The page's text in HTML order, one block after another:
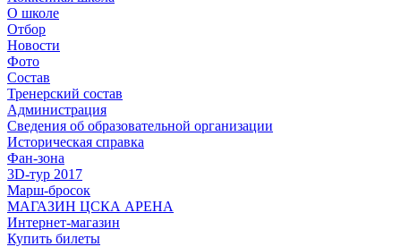
О школе
Отбор
Новости
Фото
Состав
Тренерский состав
Администрация
Сведения об образовательной организации
Историческая справка
Фан-зона
3D-тур 2017
Марш-бросок
МАГАЗИН ЦСКА АРЕНА
Интернет-магазин
Купить билеты